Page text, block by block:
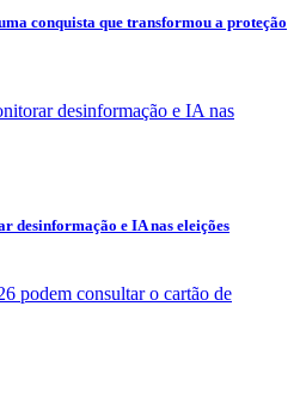
conquista que transformou a proteção
desinformação e IA nas eleições